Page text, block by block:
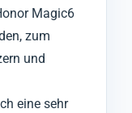
Magic6
zum
und
eine sehr